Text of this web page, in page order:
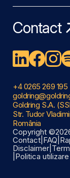
Contact
+4 0265 269 195
Goldring S.A.
Str. Tudor
România
Copyright
Contact FAQ
Disclaimer
Politica